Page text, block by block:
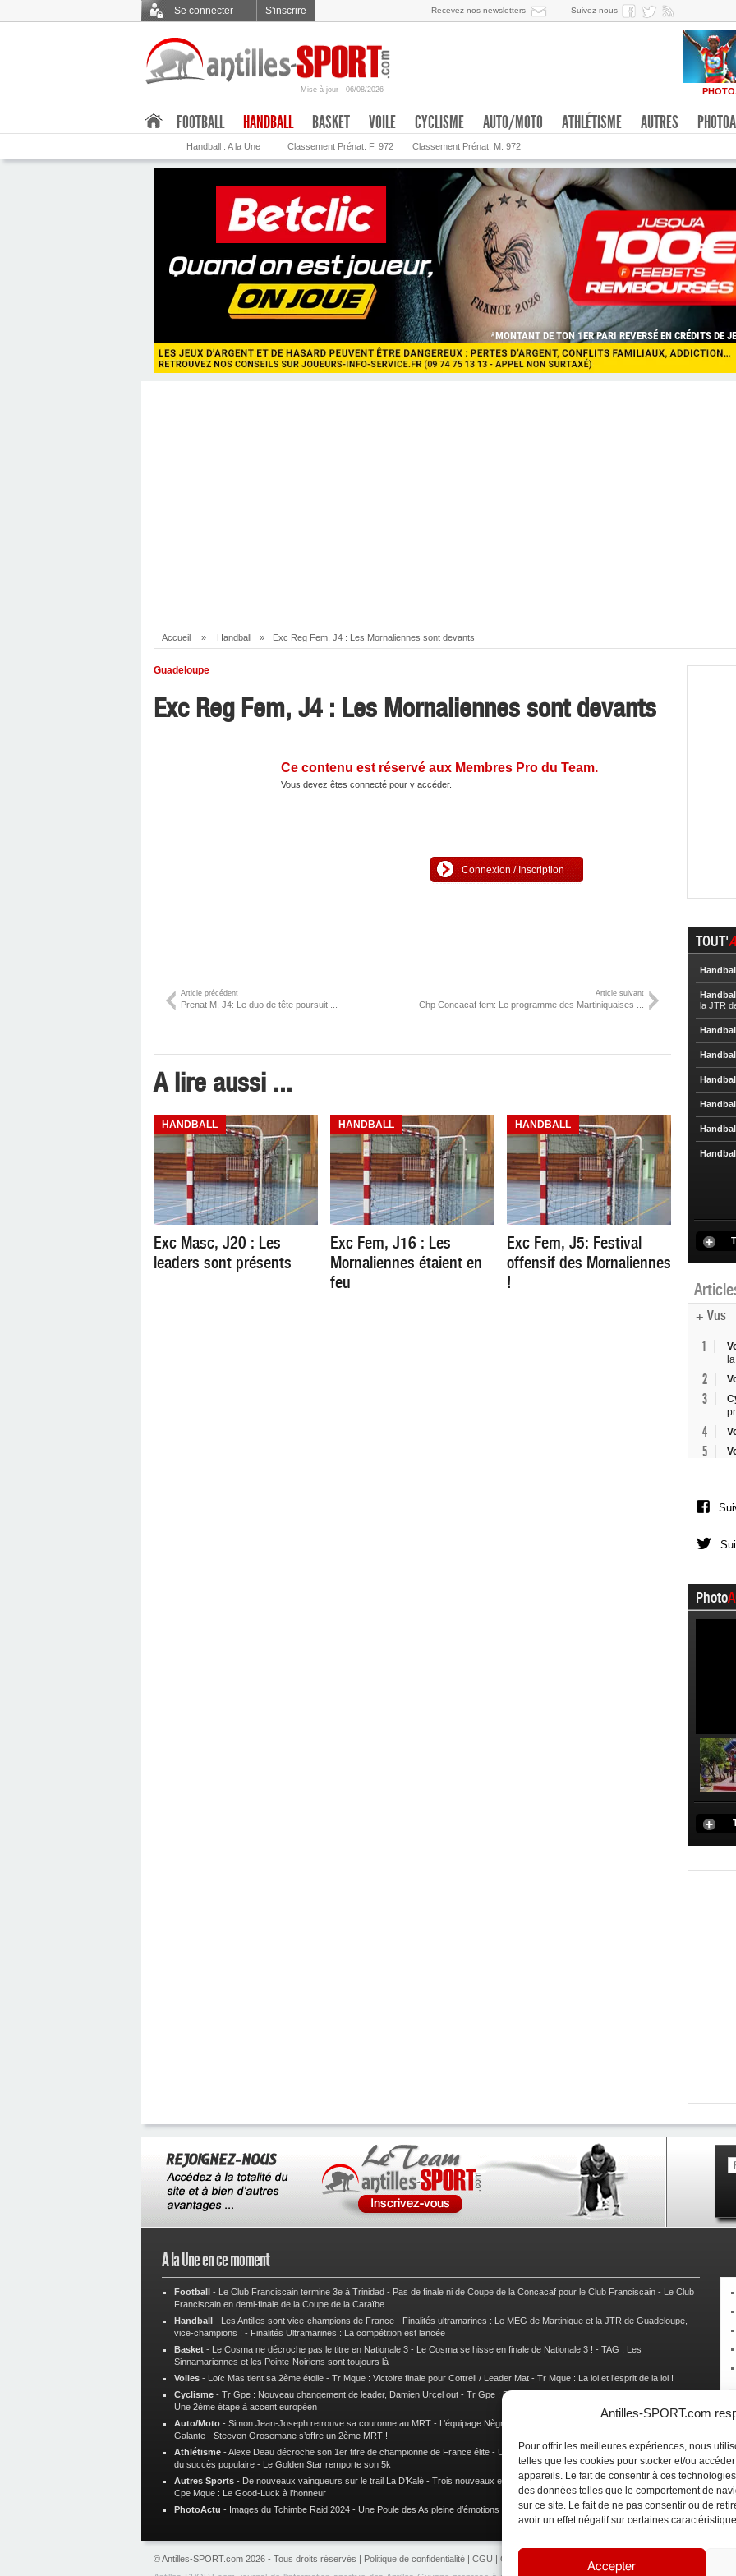
Antilles-SPORT.com
Pour offrir les meilleures expériences, nous
telles que les cookies pour stocker et/ou
appareils. Le fait de consentir à ces
des données telles que le comportement de
sur ce site. Le fait de ne pas consentir ou de
avoir un effet négatif sur certaines
Accepter
Se connecter S'inscrire Recevez nos newsletters Suivez-nous
Mise à jour - 06/08/2026
FOOTBALL HANDBALL
Handball : A la Une Classement Prénat. F. 972 Classement Prénat. M. 972
BASKET VOILE CYCLISME AUTO/MOTO ATHLÉTISME AUTRES
Accueil » Handball » Exc Reg Fem, J4 : Les Mornaliennes sont devants
Guadeloupe
Exc Reg Fem, J4 : Les Mornaliennes sont devants
Ce contenu est réservé aux Membres Pro du Team.
Vous devez êtes connecté pour y accéder.
Connexion / Inscription
Article précédent
Prenat M, J4: Le duo de tête poursuit ...
Article suivant
Chp Concacaf fem: Le programme des Martiniquaises ...
A lire aussi ...
HANDBALL
Exc Masc, J20 : Les
leaders sont présents
HANDBALL
Exc Fem, J16 : Les
Mornaliennes étaient en
feu
HANDBALL
Exc Fem, J5: Festival
offensif des Mornaliennes
!
TOUT'
la JTR
+ Vus
1
2
3
4
5
Photo
A la Une en ce moment
Football - Le Club Franciscain termine 3e à Trinidad - Pas de finale ni de Coupe de la Concacaf pour le Club Franciscain - Le Club
Franciscain en demi-finale de la Coupe de la Caraïbe
Handball - Les Antilles sont vice-champions de France - Finalités ultramarines : Le MEG de Martinique et la JTR de Guadeloupe,
vice-champions ! - Finalités Ultramarines : La compétition est lancée
Basket - Le Cosma ne décroche pas le titre en Nationale 3 - Le Cosma se hisse en finale de Nationale 3 ! - TAG : Les
Sinnamariennes et les Pointe-Noiriens sont toujours là
Voiles - Loïc Mas tient sa 2ème étoile - Tr Mque : Victoire finale pour Cottrell / Leader Mat - Tr Mque : La loi et l’esprit de la loi !
Cyclisme - Tr Gpe : Nouveau changement de leader, Damien Urcel out - Tr Gpe : Damien Urcel fait chavirer Capesterre
Une 2ème étape à accent européen
Auto/Moto - Simon Jean-Joseph retrouve sa couronne au MRT - L’équipage Nègre – Gérard remporte le 9e rallye du Pays Marie-
Galante - Steeven Orosemane s’offre un 2ème MRT !
Athlétisme -Alexe Deau décroche son 1er titre de championne de France élite - Un semi marathon sous le signe de la chaleur et
du succès populaire - Le Golden Star remporte son 5k
Autres Sports - De nouveaux vainqueurs sur le trail La D’Kalé - Trois nouveaux et un habitué au palmarès du Trail des Trésors-
Cpe Mque : Le Good-Luck à l’honneur
PhotoActu - Images du Tchimbe Raid 2024 - Une Poule des As pleine d’émotions ! Images de la Woulib 113 X-Trem
© Antilles-SPORT.com 2026 - Tous droits réservés | Politique de confidentialité | CGU | CGV